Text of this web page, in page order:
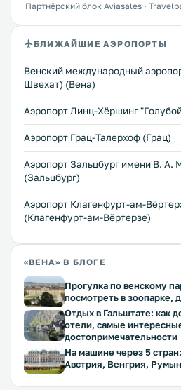
Партнёрский блок Aviasales ·
БЛИЖАЙШИЕ АЭРОПОРТЫ
Венский международный
Швехат) (Вена)
Аэропорт Линц-Хёршинг
Аэропорт Грац-Талерхоф (Грац)
Аэропорт Зальцбург имени В. А.
(Зальцбург)
Аэропорт Клагенфурт-ам-
(Клагенфурт-ам-Вёртерзе)
«ВЕНА» В БЛОГЕ
Прогулка по венскому
посмотреть в зоопарке,
Отдых в Гальштате: как
отели, самые
достопримечательности
На машине через 5
Австрия, Венгрия,